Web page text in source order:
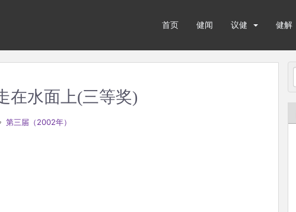
首页 健闻 议健 健解
在水面上(三等奖)
第三届（2002年）